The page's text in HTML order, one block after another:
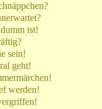
ist!
sein!
geht!
werden!